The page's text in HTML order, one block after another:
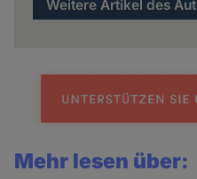
Weitere Artikel des
Mehr lesen über: